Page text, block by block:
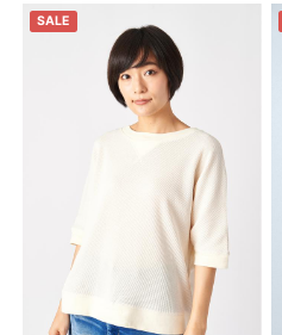
TOPS : トップス
T-SHIRT : Tシャツ
KNIT : ニット
SHIRT : シャツ
OUTERS : アウター
LADIES : レディース
DENIM : デニム
SALE